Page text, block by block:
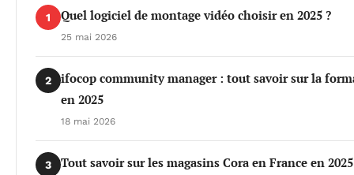
1 Quel logiciel de montage vidéo choisir en 2025 ?
25 mai 2026
2
ifocop community manager : tout savoir sur la
en 2025
18 mai 2026
3
Tout savoir sur les magasins Cora en France en